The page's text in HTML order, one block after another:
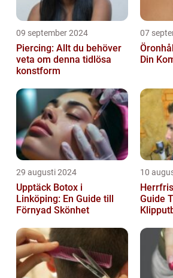
09 september 2024
Piercing: Allt du behöver
veta om denna tidlösa
konstform
07
Din
29 augusti 2024
Upptäck Botox i
Linköping: En Guide till
Förnyad Skönhet
10
Guide